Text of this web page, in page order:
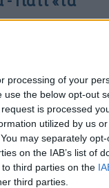
processing of your
the below opt-out
is processed
utilized by us
may separately
on the IAB’s list of
third parties on the
third parties.
το
πορείας
της